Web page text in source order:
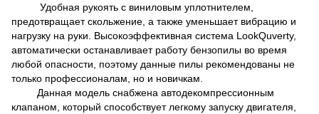
Удобная рукоять с виниловым уплотнителем,
предотвращает скольжение, а также уменьшает вибрацию и
нагрузку на руки. Высокоэффективная система LookQuverty,
автоматически останавливает работу бензопилы во время
любой опасности, поэтому данные пилы рекомендованы не
только профессионалам, но и новичкам.
Данная модель снабжена автодекомпрессионным
клапаном, который способствует легкому запуску двигателя,